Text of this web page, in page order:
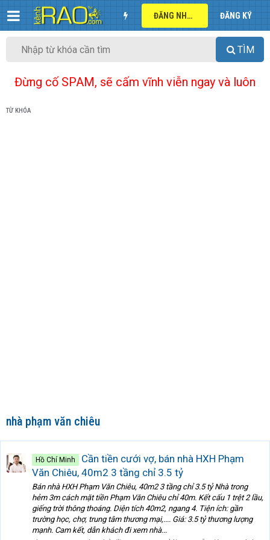
ĐĂNG NHẬP ĐĂNG KÝ
TÌM
Đừng cố SPAM, sẽ cấm vĩnh viễn ngay và luôn
TỪ KHÓA
nhà phạm văn chiêu
Hồ Chí Minh
Cần tiền cưới vợ, bán nhà HXH Phạm
Văn Chiêu, 40m2 3 tầng chỉ 3.5 tỷ
Bán nhà HXH Phạm Văn Chiêu, 40m2 3 tầng chỉ 3.5 tỷ Nhà trong
hẻm 3m cách mặt tiền Phạm Văn Chiêu chỉ 40m. Kết cấu 1 trệt 2 lầu,
giếng trời thông thoáng. Diện tích 40m2, ngang 4. Tiện ích: gần
trường học, chợ, trung tâm thương mại,.... Giá: 3.5 tỷ thương lượng
mạnh. Cam kết, dẫn khách đi xem nhà...